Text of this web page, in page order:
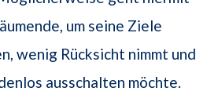
um seine Ziele
wenig Rücksicht nimmt und
ausschalten möchte.